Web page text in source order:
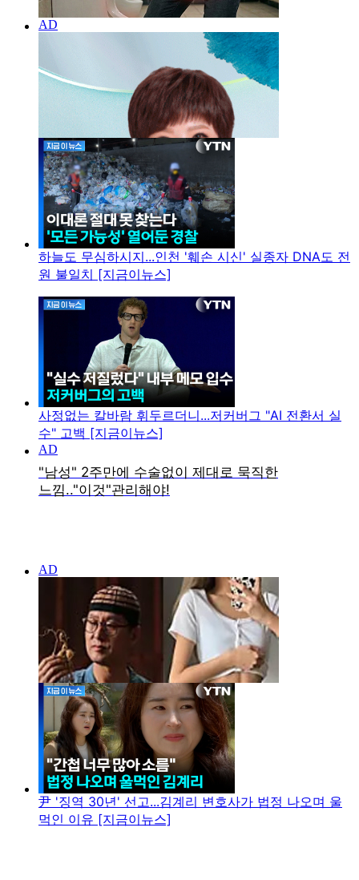
하늘도 무심하시지...인천 '훼손 시신' 실종자 DNA도 전
원 불일치 [지금이뉴스]
사정없는 칼바람 휘두르더니...저커버그 "AI 전환서 실
수" 고백 [지금이뉴스]
尹 '징역 30년' 선고...김계리 변호사가 법정 나오며 울
먹인 이유 [지금이뉴스]